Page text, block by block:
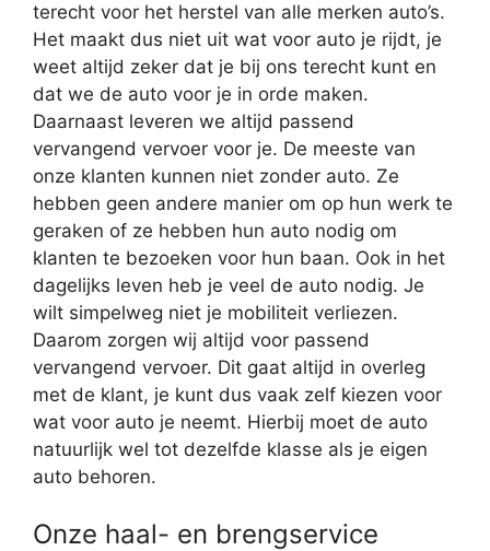
terecht voor het herstel van alle merken auto’s.
Het maakt dus niet uit wat voor auto je rijdt, je
weet altijd zeker dat je bij ons terecht kunt en
dat we de auto voor je in orde maken.
Daarnaast leveren we altijd passend
vervangend vervoer voor je. De meeste van
onze klanten kunnen niet zonder auto. Ze
hebben geen andere manier om op hun werk te
geraken of ze hebben hun auto nodig om
klanten te bezoeken voor hun baan. Ook in het
dagelijks leven heb je veel de auto nodig. Je
wilt simpelweg niet je mobiliteit verliezen.
Daarom zorgen wij altijd voor passend
vervangend vervoer. Dit gaat altijd in overleg
met de klant, je kunt dus vaak zelf kiezen voor
wat voor auto je neemt. Hierbij moet de auto
natuurlijk wel tot dezelfde klasse als je eigen
auto behoren.
Onze haal- en brengservice